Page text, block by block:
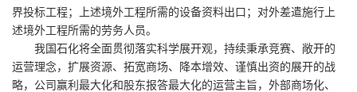
界投标工程；上述境外工程所需的设备资料出口；对外差遣施行上
述境外工程所需的劳务人员。
我国石化将全面贯彻落实科学展开观，持续秉承竞赛、敞开的
运营理念，扩展资源、拓宽商场、降本增效、谨慎出资的展开的战
略，公司赢利最大化和股东报答最大化的运营主旨，外部商场化、